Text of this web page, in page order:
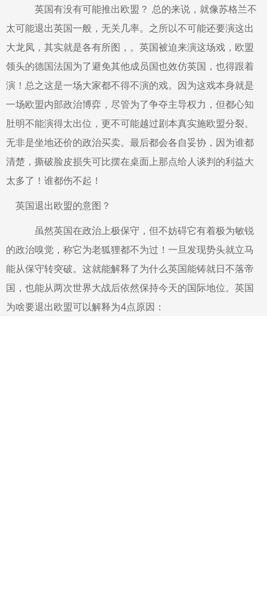
英国有没有可能推出欧盟？ 总的来说，就像苏格兰不
太可能退出英国一般，无关几率。之所以不可能还要演这出
大龙凤，其实就是各有所图，。英国被迫来演这场戏，欧盟
领头的德国法国为了避免其他成员国也效仿英国，也得跟着
演！总之这是一场大家都不得不演的戏。因为这戏本身就是
一场欧盟内部政治博弈，尽管为了争夺主导权力，但都心知
肚明不能演得太出位，更不可能越过剧本真实施欧盟分裂。
无非是坐地还价的政治买卖。最后都会各自妥协，因为谁都
清楚，撕破脸皮损失可比摆在桌面上那点给人谈判的利益大
太多了！谁都伤不起！
英国退出欧盟的意图？
虽然英国在政治上极保守，但不妨碍它有着极为敏锐
的政治嗅觉，称它为老狐狸都不为过！一旦发现势头就立马
能从保守转突破。这就能解释了为什么英国能铸就日不落帝
国，也能从两次世界大战后依然保持今天的国际地位。英国
为啥要退出欧盟可以解释为4点原因：